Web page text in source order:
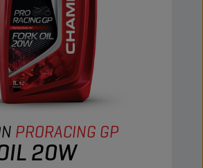
PRORACING GP
20W